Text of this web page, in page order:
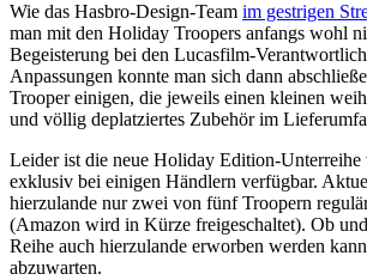
Wie das Hasbro-Design-Team im gestrigen
man mit den Holiday Troopers anfangs wohl
Begeisterung bei den Lucasfilm-
Anpassungen konnte man sich dann
Trooper einigen, die jeweils einen kleinen
und völlig deplatziertes Zubehör im
Leider ist die neue Holiday Edition-Unterreihe
exklusiv bei einigen Händlern verfügbar.
hierzulande nur zwei von fünf Troopern
(Amazon wird in Kürze freigeschaltet). Ob
Reihe auch hierzulande erworben werden
abzuwarten.